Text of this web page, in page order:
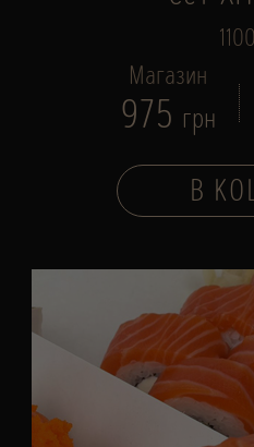
Магазин
975 грн
В